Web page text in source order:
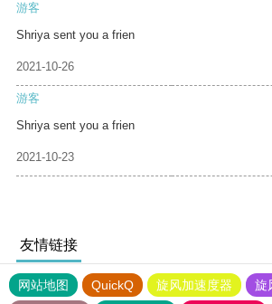
游客
Shriya sent you a frien
2021-10-26
游客
Shriya sent you a frien
2021-10-23
友情链接
网站地图 QuickQ 旋风加速度器 旋